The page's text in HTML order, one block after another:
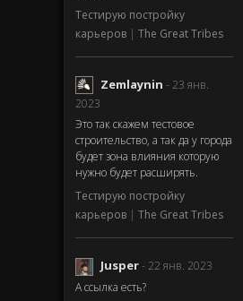
Тестирую постройку
карьеров | The Great Tribes
Zemlaynin - 23 янв.
2023
Это так скажем тестовое
строительство, а так да у города
будет зона влияния которую
нужно будет расширять.
Тестирую постройку
карьеров | The Great Tribes
Jusper- 22 янв. 2023
А ссылка есть?